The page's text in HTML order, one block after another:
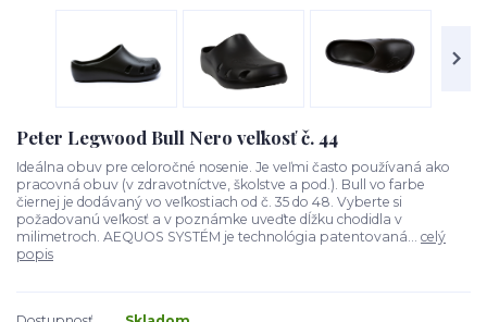
Peter Legwood Bull Nero veľkosť č. 44
Ideálna obuv pre celoročné nosenie. Je veľmi často používaná ako
pracovná obuv (v zdravotníctve, školstve a pod.). Bull vo farbe
čiernej je dodávaný vo veľkostiach od č. 35 do 48. Vyberte si
požadovanú veľkosť a v poznámke uveďte dĺžku chodidla v
milimetroch. AEQUOS SYSTÉM je technológia patentovaná... celý
popis